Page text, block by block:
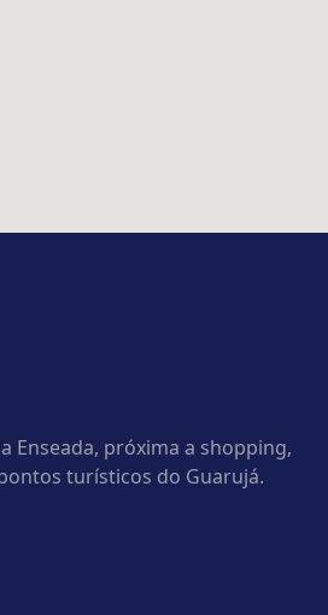
Enseada, próxima a shopping,
turísticos do Guarujá.